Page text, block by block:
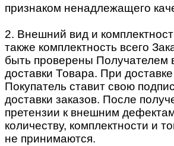
признаком ненадлежащего
2. Внешний вид и
также комплектность всего
быть проверены Получателем
доставки Товара. При
Покупатель ставит свою
доставки заказов. После
претензии к внешним
количеству, комплектности и
не принимаются.